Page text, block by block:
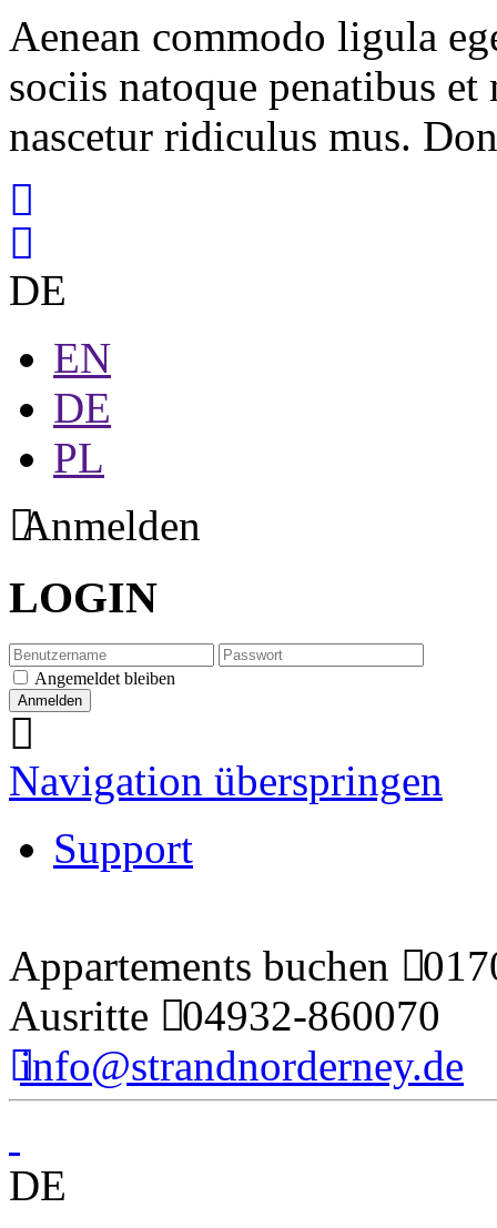
Aenean commodo ligula
sociis natoque penatibus
nascetur ridiculus mus.
DE
EN
DE
PL
Anmelden
LOGIN
Angemeldet bleiben
Navigation überspringen
Support
Appartements buchen
Ausritte 04932-860070
info@strandnorderney.de
DE